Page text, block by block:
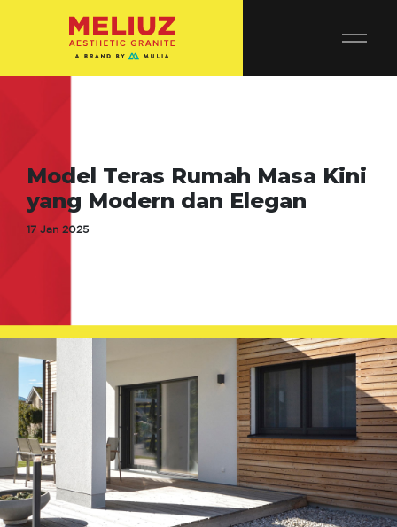
Model Teras Rumah Masa Kini
yang Modern dan Elegan
17 Jan 2025